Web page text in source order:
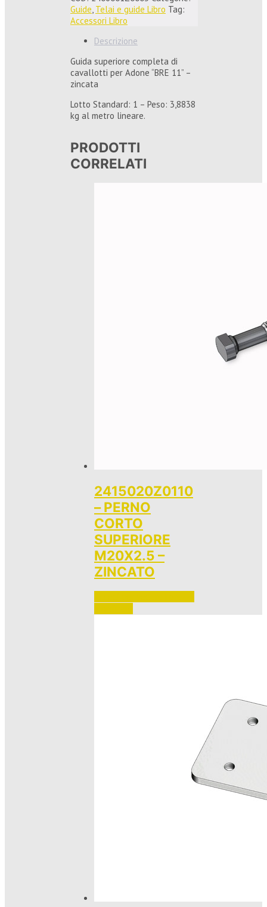
Guide, Telai e guide Libro Tag:
Accessori Libro
Descrizione
Guida superiore completa di
cavallotti per Adone “BRE 11” –
zincata
Lotto Standard: 1 – Peso: 3,8838
kg al metro lineare.
PRODOTTI
CORRELATI
2415020Z0110
– PERNO
CORTO
SUPERIORE
M20X2.5 –
ZINCATO